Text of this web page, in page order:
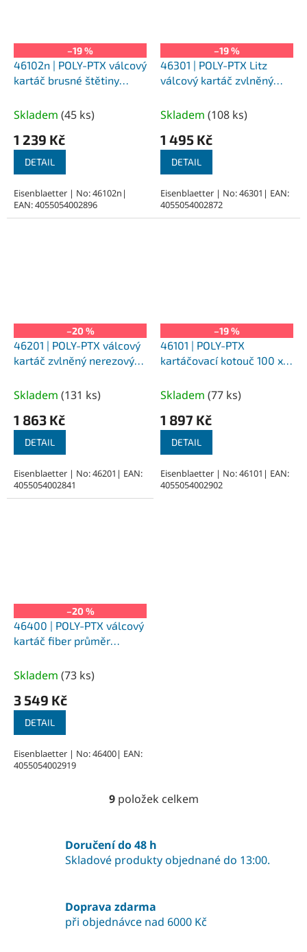
–19 %
46102n | POLY-PTX válcový
kartáč brusné štětiny
uchycení perodrážka 19
Skladem (45 ks)
1 239 Kč
DETAIL
Eisenblaetter | No: 46102n|
EAN: 4055054002896
–19 %
46301 | POLY-PTX Litz
válcový kartáč zvlněný
uchycení perodrážka 19
Skladem (108 ks)
1 495 Kč
DETAIL
Eisenblaetter | No: 46301| EAN:
4055054002872
–20 %
46201 | POLY-PTX válcový
kartáč zvlněný nerezový
uchycení perodrážka 19
Skladem (131 ks)
1 863 Kč
DETAIL
Eisenblaetter | No: 46201| EAN:
4055054002841
–19 %
46101 | POLY-PTX
kartáčovací kotouč 100 x
Skladem (77 ks)
1 897 Kč
DETAIL
Eisenblaetter | No: 46101| EAN:
4055054002902
–20 %
46400 | POLY-PTX válcový
kartáč fiber průměr
perodrážka 19 mm
Skladem (73 ks)
3 549 Kč
DETAIL
Eisenblaetter | No: 46400| EAN:
4055054002919
O
á
d
a
p
r
9položek celkem
Doručení do 48 h
Skladové produkty objednané do 13:00.
Doprava zdarma
při objednávce nad 6000 Kč